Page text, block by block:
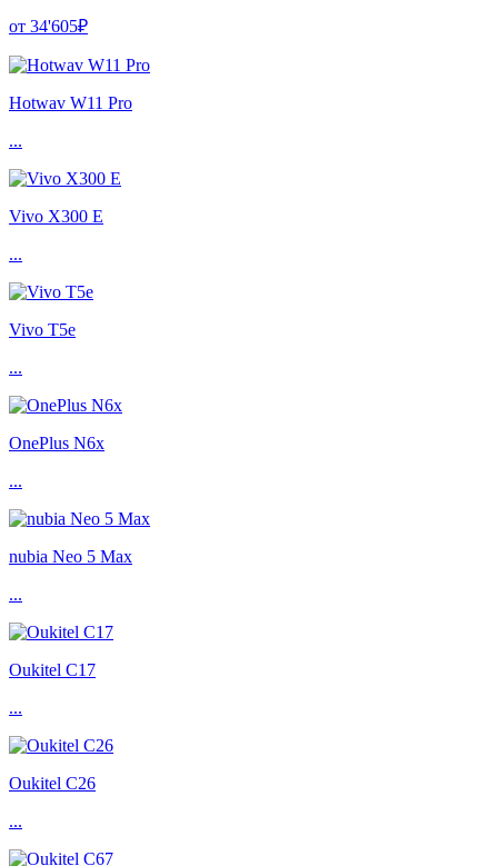
от 34'605₽
Hotwav W11 Pro
...
Vivo X300 E
...
Vivo T5e
...
OnePlus N6x
...
nubia Neo 5 Max
...
Oukitel C17
...
Oukitel C26
...